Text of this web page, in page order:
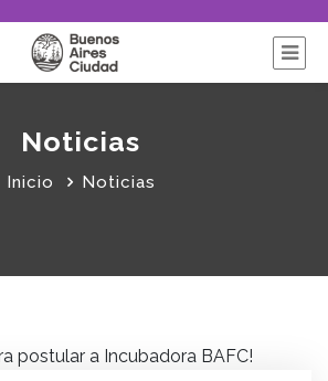
Noticias
Inicio Noticias